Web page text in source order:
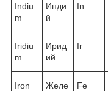
Indiu
m
Инди
й
In
Iridiu
m
Ирид
ий
Ir
Iron
Желе
Fe